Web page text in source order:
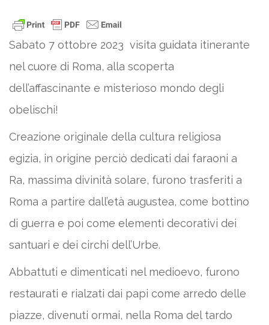
Sabato 7 ottobre 2023 visita guidata itinerante
nel cuore di Roma, alla scoperta
dell’affascinante e misterioso mondo degli
obelischi!
Creazione originale della cultura religiosa
egizia, in origine perciò dedicati dai faraoni a
Ra, massima divinità solare, furono trasferiti a
Roma a partire dall’età augustea, come bottino
di guerra e poi come elementi decorativi dei
santuari e dei circhi dell’Urbe.
Abbattuti e dimenticati nel medioevo, furono
restaurati e rialzati dai papi come arredo delle
piazze, divenuti ormai, nella Roma del tardo